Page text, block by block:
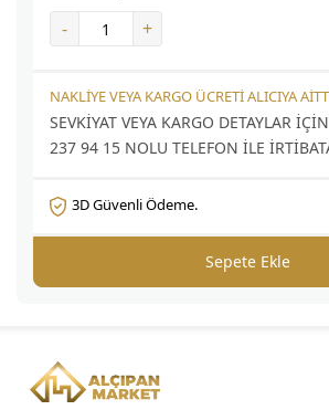
-
+
NAKLİYE VEYA KARGO ÜCRETİ ALICIYA
SEVKİYAT VEYA KARGO DETAYLAR
237 94 15 NOLU TELEFON İLE
3D Güvenli Ödeme.
Sepete Ekle